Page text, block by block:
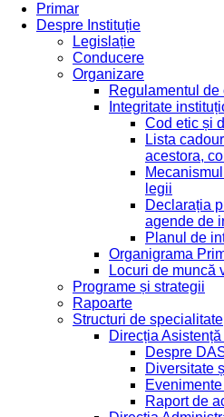
Primar
Despre Instituție
Legislație
Conducere
Organizare
Regulamentul
Integritate
Cod etic și
Lista
acestora,
legii
Declarația
agende de
Planul de
Organigrama
Locuri de muncă
Programe și strategii
Rapoarte
Structuri de specialitate
Direcția
Despre
Diversitate
Evenimente
Raport de